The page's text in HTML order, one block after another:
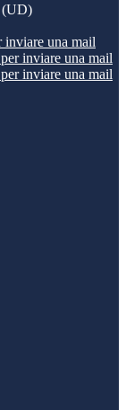
(UD)
inviare una mail
inviare una mail
inviare una mail